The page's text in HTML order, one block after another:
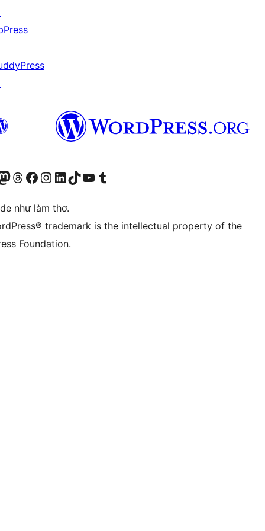
account
our Mastodon account
Visit our Threads account
Xem trang Facebook của chúng tôiTruy cập tài khoản Instagram của chúng tôiTruy cập tài khoản LinkedIn của chúng tôiVisit our TikTok account
Truy cập kênh YouTube của chúng tôi Visit our Tumblr account
như làm thơ.
trademark is the intellectual property of the
Foundation.